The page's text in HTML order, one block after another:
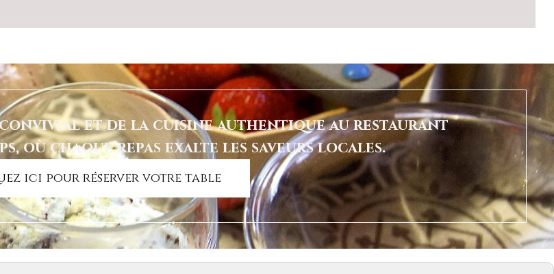
convivial et de la cuisine authentique au restaurant
où chaque repas exalte les saveurs locales.
ici pour réserver votre table